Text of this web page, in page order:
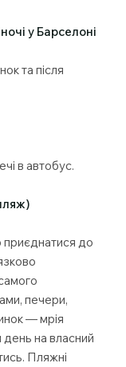
у Барселоні
та після
в автобус.
приєднатися до
печери,
— мрія
на власний
Пляжні